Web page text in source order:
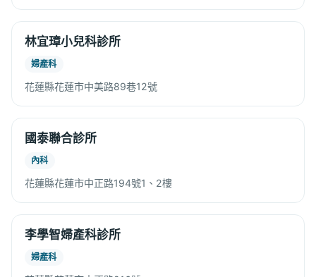
林宜璋小兒科診所
婦產科
花蓮縣花蓮市中美路89巷12號
國泰聯合診所
內科
花蓮縣花蓮市中正路194號1、2樓
李學智婦產科診所
婦產科